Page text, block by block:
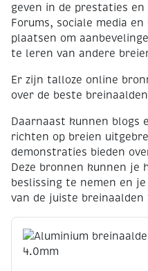
geven in de prestaties
Forums, sociale media
plaatsen om
te leren van andere
Er zijn talloze online
over de beste
Daarnaast kunnen blogs
richten op breien
demonstraties bieden
Deze bronnen kunnen je
beslissing te nemen en
van de juiste